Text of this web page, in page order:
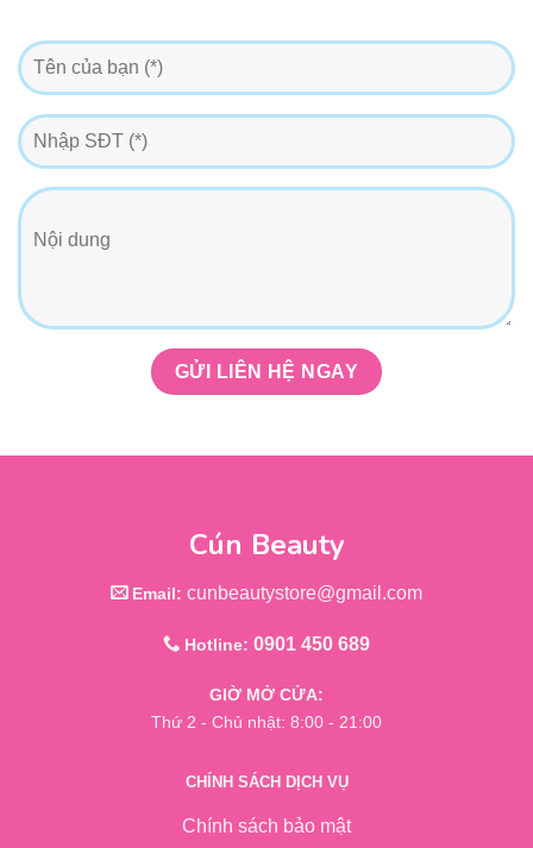
Cún Beauty
Email: cunbeautystore@gmail.com
Hotline: 0901 450 689
GIỜ MỞ CỬA:
Thứ 2 - Chủ nhật: 8:00 - 21:00
CHÍNH SÁCH DỊCH VỤ
Chính sách bảo mật